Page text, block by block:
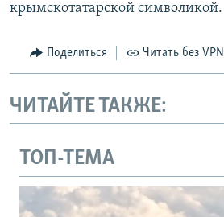
крымскотатарской символикой.
Поделиться Читать без VPN
ЧИТАЙТЕ ТАКЖЕ:
ТОП-ТЕМА